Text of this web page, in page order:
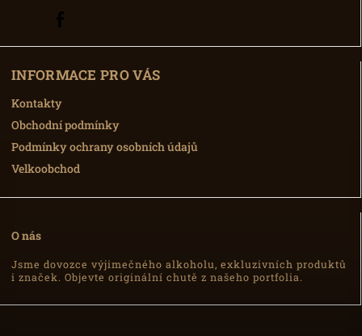
808
INFORMACE PRO VÁS
Kontakty
Obchodní podmínky
Podmínky ochrany osobních údajů
Velkoobchod
O nás
Jsme dovozce výjimečného alkoholu, exkluzivních produktů
i značek. Objevte originální chutě z našeho portfolia.